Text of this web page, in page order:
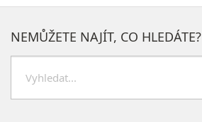
NEMŮŽETE NAJÍT, CO HLEDÁTE?